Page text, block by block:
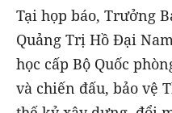
Tại họp báo, Trưởng
Quảng Trị Hồ Đại
học cấp Bộ Quốc
và chiến đấu, bảo vệ